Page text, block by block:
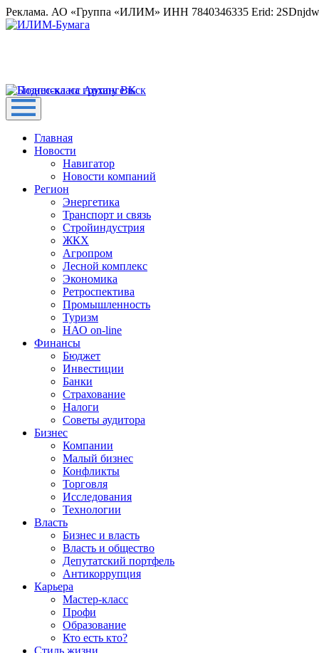
Реклама. АО «Группа «ИЛИМ» ИНН 7840346335 Erid:
Главная
Новости
Навигатор
Новости компаний
Регион
Энергетика
Транспорт и связь
Стройиндустрия
ЖКХ
Агропром
Лесной комплекс
Экономика
Ретроспектива
Промышленность
Туризм
НАО on-line
Финансы
Бюджет
Инвестиции
Банки
Страхование
Налоги
Советы аудитора
Бизнес
Компании
Малый бизнес
Конфликты
Торговля
Исследования
Технологии
Власть
Бизнес и власть
Власть и общество
Депутатский портфель
Антикоррупция
Карьера
Мастер-класс
Профи
Образование
Кто есть кто?
Стиль жизни